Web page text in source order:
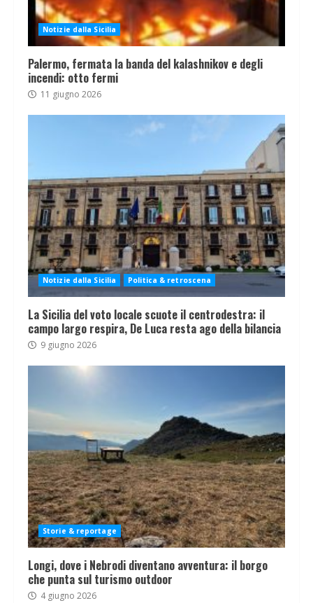
Notizie dalla Sicilia
Palermo, fermata la banda del kalashnikov e degli
incendi: otto fermi
11 giugno 2026
Notizie dalla Sicilia Politica & retroscena
La Sicilia del voto locale scuote il centrodestra: il
campo largo respira, De Luca resta ago della bilancia
9 giugno 2026
Storie & reportage
Longi, dove i Nebrodi diventano avventura: il borgo
che punta sul turismo outdoor
4 giugno 2026